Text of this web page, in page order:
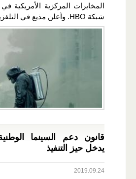
المخابرات المركزية
شبكة HBO. وأعلن مذيع في التلفزيون الروسي ...
قانون دعم السينما
يدخل حيز التنفيذ
2019.09.24